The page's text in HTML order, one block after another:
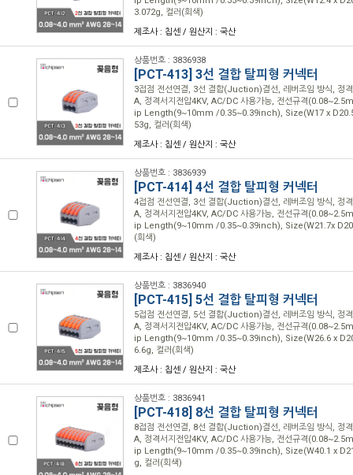
3.072g, 컬러(회색)
제조사 : 칩센 / 원산지 : 국산
상품번호 : 3836938
[PCT-413] 3선 결합 탈피형 커넥터
3접점 전선연결, 3선 결합(Juction)결선, 레버조임 방식, 정
A, 정격서지전압4KV, AC/DC 사용가능, 전선규격
ip Length(9~10mm /0.35~0.39inch), Size(W17 x
53g, 컬러(회색)
제조사 : 칩센 / 원산지 : 국산
상품번호 : 3836939
[PCT-414] 4선 결합 탈피형 커넥터
4접점 전선연결, 3선 결합(Juction)결선, 레버조임 방식, 정
A, 정격서지전압4KV, AC/DC 사용가능, 전선규격
ip Length(9~10mm /0.35~0.39inch), Size(W21.7x
(회색)
제조사 : 칩센 / 원산지 : 국산
상품번호 : 3836940
[PCT-415] 5선 결합 탈피형 커넥터
5접점 전선연결, 5선 결합(Juction)결선, 레버조임 방식, 정
A, 정격서지전압4KV, AC/DC 사용가능, 전선규격
ip Length(9~10mm /0.35~0.39inch), Size(W26.6 x
6.6g, 컬러(회색)
제조사 : 칩센 / 원산지 : 국산
상품번호 : 3836941
[PCT-418] 8선 결합 탈피형 커넥터
8접점 전선연결, 8선 결합(Juction)결선, 레버조임 방식, 정
A, 정격서지전압4KV, AC/DC 사용가능, 전선규격
ip Length(9~10mm /0.35~0.39inch), Size(W40.1 x
g, 컬러(회색)